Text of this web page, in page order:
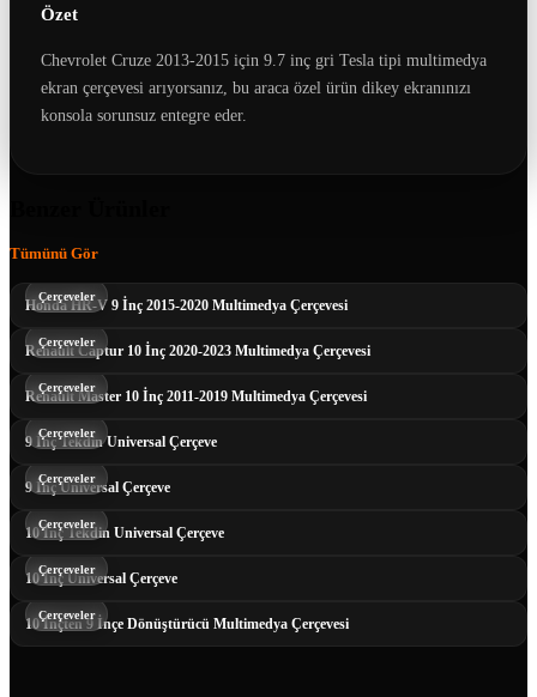
Özet
Chevrolet Cruze 2013-2015 için 9.7 inç gri Tesla tipi multimedya
ekran çerçevesi arıyorsanız, bu araca özel ürün dikey ekranınızı
konsola sorunsuz entegre eder.
Tümünü Gör
Honda HR-V 9 İnç 2015-2020 Multimedya Çerçevesi
Çerçeveler
Renault Captur 10 İnç 2020-2023 Multimedya Çerçevesi
Çerçeveler
Renault Master 10 İnç 2011-2019 Multimedya Çerçevesi
Çerçeveler
9 İnç Tekdin Universal Çerçeve
Çerçeveler
9 İnç Universal Çerçeve
Çerçeveler
10 İnç Tekdin Universal Çerçeve
Çerçeveler
10 İnç Universal Çerçeve
Çerçeveler
10 İnçten 9 İnçe Dönüştürücü Multimedya Çerçevesi
Çerçeveler